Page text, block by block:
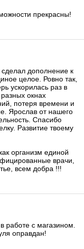
прекрасны!
дополнение к
целое. Ровно так,
ускорилась раз в
окнах
потеря времени и
Ярослав от нашего
Спасибо
Развитие твоему
организм единой
врачи,
всем добра !!!
работе с магазином.
оправдан!